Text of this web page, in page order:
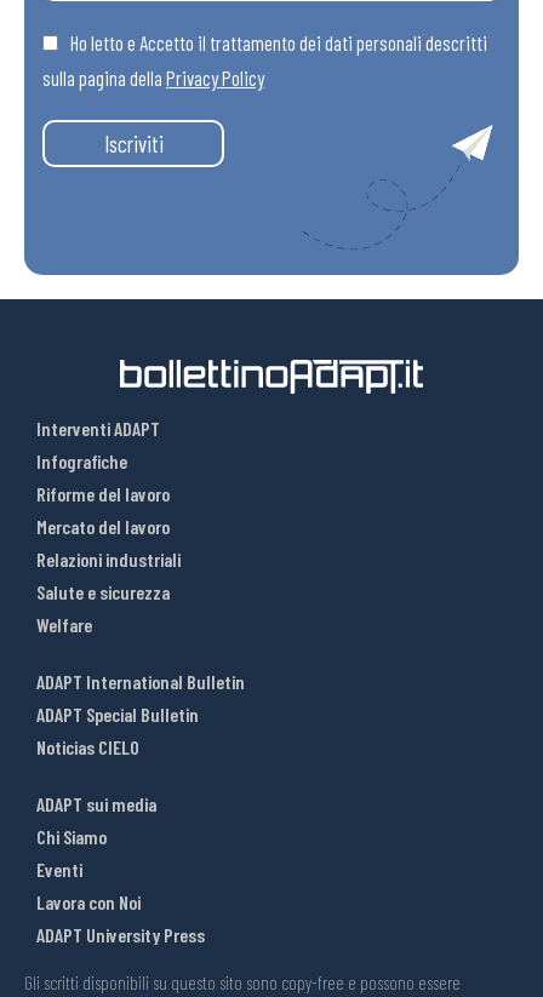
Ho letto e Accetto il trattamento dei dati personali descritti
sulla pagina della Privacy Policy
Iscriviti
Interventi ADAPT
Infografiche
Riforme del lavoro
Mercato del lavoro
Relazioni industriali
Salute e sicurezza
Welfare
ADAPT International Bulletin
ADAPT Special Bulletin
Noticias CIELO
ADAPT sui media
Chi Siamo
Eventi
Lavora con Noi
ADAPT University Press
Gli scritti disponibili su questo sito sono copy-free e possono essere